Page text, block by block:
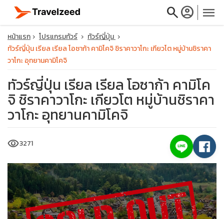
searchaccount_circle menu
close
travel_explore
calendar_month
search
หน้าแรก โปรแกรมทัวร์
ทัวร์ญี่ปุ่น
ทัวร์ญี่ปุ่น เรียล เรียล โอซาก้า คามิโคจิ ชิราคาวาโกะ เกียวโต หมู่บ้านชิราคา
วาโกะ อุทยานคามิโคจิ
ทัวร์ญี่ปุ่น เรียล เรียล โอซาก้า คามิโค
จิ ชิราคาวาโกะ เกียวโต หมู่บ้านชิราคา
วาโกะ อุทยานคามิโคจิ
visibility3271